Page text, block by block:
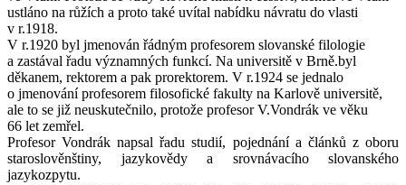
ustláno na růžích a proto také uvítal nabídku návratu do vlasti
v r.1918.
V r.1920 byl jmenován řádným profesorem slovanské filologie
a zastával řadu významných funkcí. Na universitě v Brně.byl
děkanem, rektorem a pak prorektorem. V r.1924 se jednalo
o jmenování profesorem filosofické fakulty na Karlově universitě,
ale to se již neuskutečnilo, protože profesor V.Vondrák ve věku
66 let zemřel.
Profesor Vondrák napsal řadu studií, pojednání a článků z oboru
staroslověnštiny, jazykovědy a srovnávacího slovanského
jazykozpytu.